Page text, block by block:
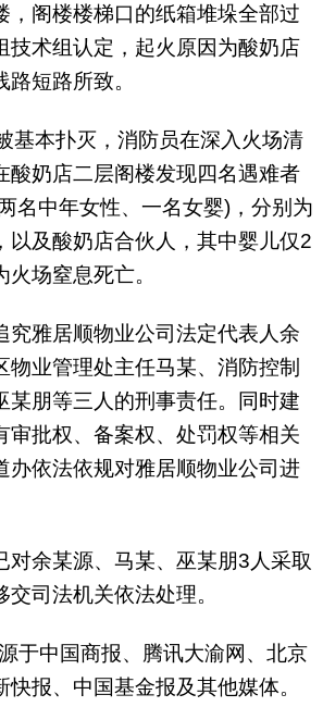
，阁楼楼梯口的纸箱堆垛全部过
技术组认定，起火原因为酸奶店
短路所致。
基本扑灭，消防员在深入火场清
酸奶店二层阁楼发现四名遇难者
名中年女性、一名女婴)，分别为
以及酸奶店合伙人，其中婴儿仅2
场窒息死亡。
究雅居顺物业公司法定代表人余
物业管理处主任马某、消防控制
某朋等三人的刑事责任。同时建
审批权、备案权、处罚权等相关
办依法依规对雅居顺物业公司进
对余某源、马某、巫某朋3人采取
司法机关依法处理。
于中国商报、腾讯大渝网、北京
报、中国基金报及其他媒体。